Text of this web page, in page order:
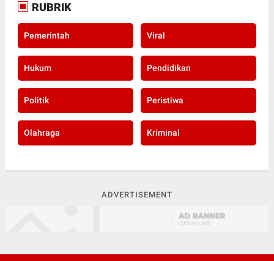
RUBRIK
Pemerintah Viral
Hukum Pendidikan
Politik Peristiwa
Olahraga Kriminal
ADVERTISEMENT